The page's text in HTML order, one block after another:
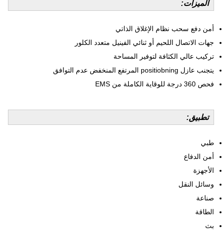
الميزات:
أمن دفع سحب نظام الإغلاق الذاتي
جهات الاتصال اللحيم أو ثنائي الفينيل متعدد الكلور
تركيب عالي الكثافة لتوفير المساحة
يتجنب عازل positiobning المرتفع المنخفض عدم التوافق
فحص 360 درجة للوقاية الكاملة من EMS
تطبيق:
طبي
أمن الدفاع
الأجهزة
وسائل النقل
صناعة
الطاقة
بث